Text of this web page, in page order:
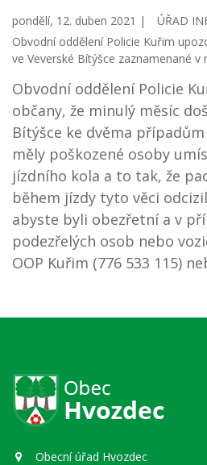
pondělí, 12. duben 2021 |
ÚŘAD
Obvodní oddělení Policie Kuřim
ve Veverské Bítýšce zaznamenané v
Obvodní oddělení Policie
občany, že minulý měsíc
Bítýšce ke dvěma
měly poškozené osoby
jízdního kola a to tak, že
během jízdy tyto věci
abyste byli obezřetní a v
podezřelých osob nebo
OOP Kuřim (776 533 115)
Obecní úřad Hvozdec